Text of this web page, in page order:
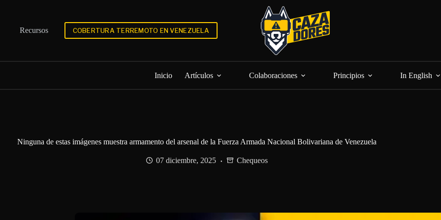
Recursos
COBERTURA TERREMOTO EN VENEZUELA
Inicio Artículos Colaboraciones Principios In English
Ninguna de estas imágenes muestra armamento del arsenal de la Fuerza Armada Nacional Bolivariana de Venezuela
07 diciembre, 2025 Chequeos